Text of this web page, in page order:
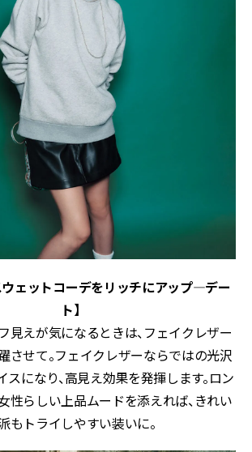
ウェットコーデをリッチにアップ―デー
ト】
見えが気になるときは、フェイクレザー
させて。フェイクレザーならではの光沢
になり、高見え効果を発揮します。ロン
性らしい上品ムードを添えれば、きれい
もトライしやすい装いに。